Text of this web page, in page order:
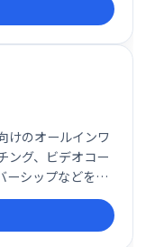
の成功をサポー
けのオールインワ
ング、ビデオコー
ーシップなどを、
洗練されたシステ
能を収益化し、